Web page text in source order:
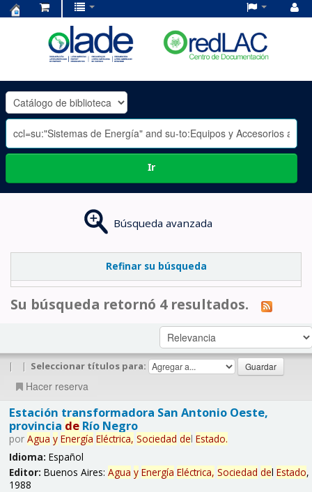
OLADE
-
Ir
Búsqueda avanzada
Refinar su búsqueda
Su búsqueda retornó 4 resultados.
| | Seleccionar títulos para:
Hacer reserva
Estación transformadora San Antonio Oeste,
provincia deRío Negro
por Agua y Energía Eléctrica, Sociedad del Estado.
Idioma: Español
Editor: Buenos Aires: Agua y Energía Eléctrica, Sociedad del Estado,
1988